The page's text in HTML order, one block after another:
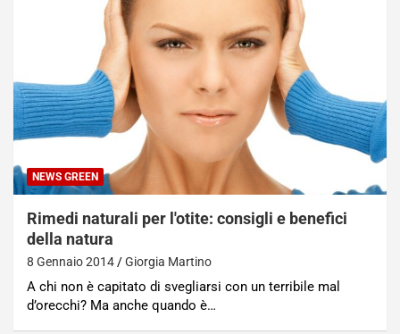
NEWS GREEN
Rimedi naturali per l'otite: consigli e benefici
della natura
8 Gennaio 2014 Giorgia Martino
A chi non è capitato di svegliarsi con un terribile mal
d’orecchi? Ma anche quando è…